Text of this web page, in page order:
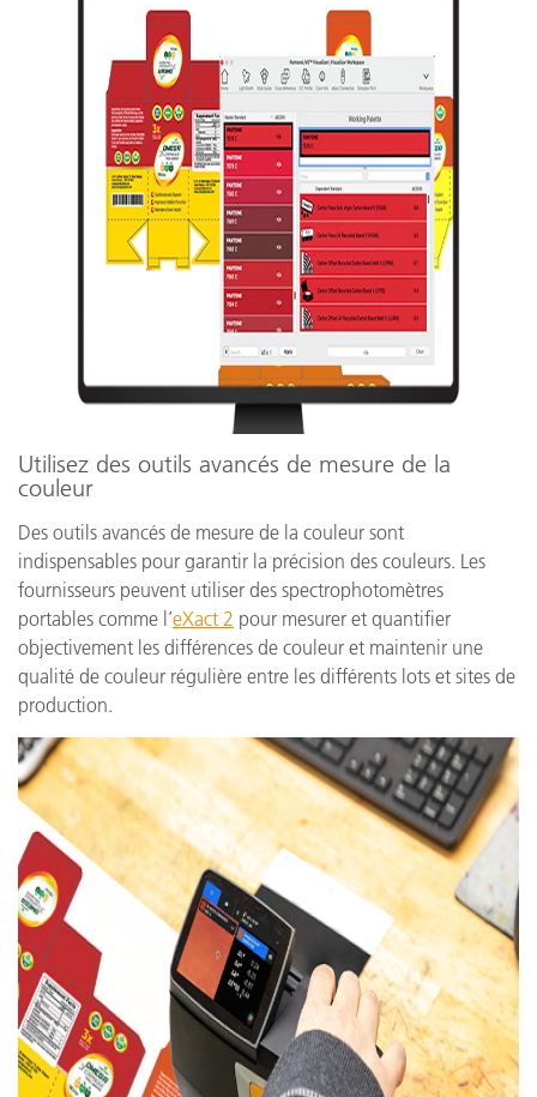
Utilisez des outils avancés de mesure de la
couleur
Des outils avancés de mesure de la couleur sont
indispensables pour garantir la précision des couleurs. Les
fournisseurs peuvent utiliser des spectrophotomètres
portables comme l’eXact 2 pour mesurer et quantifier
objectivement les différences de couleur et maintenir une
qualité de couleur régulière entre les différents lots et sites de
production.